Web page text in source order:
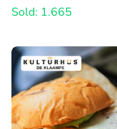
Sold: 1.665